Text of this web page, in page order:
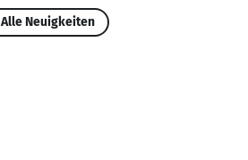
Alle Neuigkeiten